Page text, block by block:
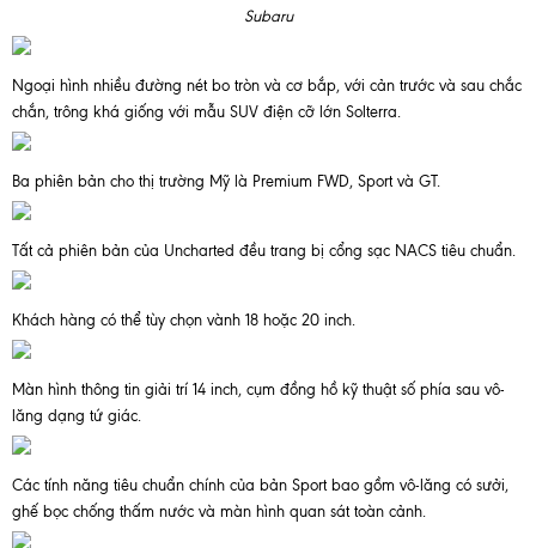
Subaru
Ngoại hình nhiều đường nét bo tròn và cơ bắp, với cản trước và sau chắc
chắn, trông khá giống với mẫu SUV điện cỡ lớn Solterra.
Ba phiên bản cho thị trường Mỹ là Premium FWD, Sport và GT.
Tất cả phiên bản của Uncharted đều trang bị cổng sạc NACS tiêu chuẩn.
Khách hàng có thể tùy chọn vành 18 hoặc 20 inch.
Màn hình thông tin giải trí 14 inch, cụm đồng hồ kỹ thuật số phía sau vô-
lăng dạng tứ giác.
Các tính năng tiêu chuẩn chính của bản Sport bao gồm vô-lăng có sưởi,
ghế bọc chống thấm nước và màn hình quan sát toàn cảnh.